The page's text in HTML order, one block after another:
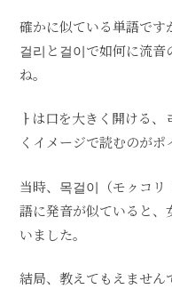
確かに似ている単語です
걸리と걸이で如何に流音
ね。
ㅏは口を大きく開ける
くイメージで読むのがポ
当時、목걸이（モㇰコ
語に発音が似ていると
いました。
結局、教えてもえませ